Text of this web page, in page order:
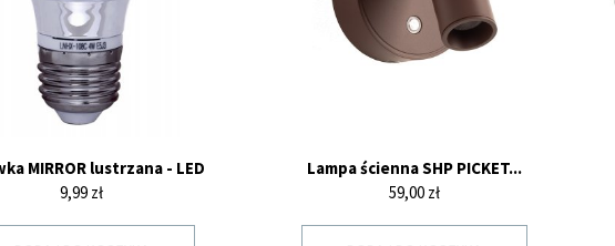
MIRROR lustrzana - LED
Cena
9,99 zł
Lampa ścienna SHP PICKET...
Cena
59,00 zł